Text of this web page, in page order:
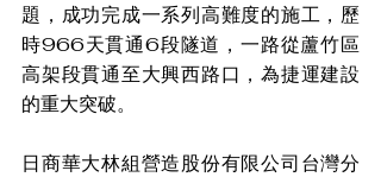
題，成功完成一系列高難度的施工，歷
時966天貫通6段隧道，一路從蘆竹區
高架段貫通至大興西路口，為捷運建設
的重大突破。
日商華大林組營造股份有限公司台灣分